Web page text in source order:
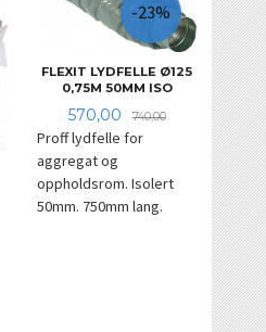
FLEXIT LYDFELLE Ø125
0,75M 50MM ISO
Tilbud
570,00 740,00Rabatt
-23%
Proff lydfelle for
aggregat og
oppholdsrom. Isolert
50mm. 750mm lang.